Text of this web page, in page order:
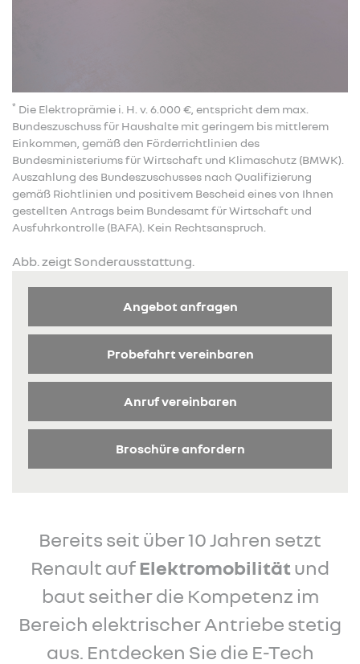
* Die Elektroprämie i. H. v. 6.000 €, entspricht dem max.
Bundeszuschuss für Haushalte mit geringem bis mittlerem
Einkommen, gemäß den Förderrichtlinien des
Bundesministeriums für Wirtschaft und Klimaschutz (BMWK).
Auszahlung des Bundeszuschusses nach Qualifizierung
gemäß Richtlinien und positivem Bescheid eines von Ihnen
gestellten Antrags beim Bundesamt für Wirtschaft und
Ausfuhrkontrolle (BAFA). Kein Rechtsanspruch.
Abb. zeigt Sonderausstattung.
Angebot anfragen
Probefahrt vereinbaren
Anruf vereinbaren
Broschüre anfordern
Bereits seit über 10 Jahren setzt
Renault auf Elektromobilitätund
baut seither die Kompetenz im
Bereich elektrischer Antriebe stetig
aus. Entdecken Sie die E-Tech